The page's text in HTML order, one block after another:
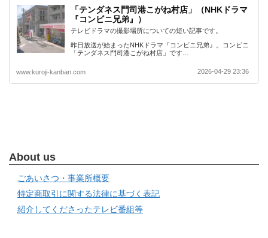
「テンダネス門司港こがね村店」（NHKドラマ
『コンビニ兄弟』）
テレビドラマの撮影場所についての短い記事です。
昨日放送が始まったNHKドラマ『コンビニ兄弟』。コンビニ
「テンダネス門司港こがね村店」です…
www.kuroji-kanban.com 2026-04-29 23:36
About us
ごあいさつ・事業所概要
特定商取引に関する法律に基づく表記
紹介してくださったテレビ番組等